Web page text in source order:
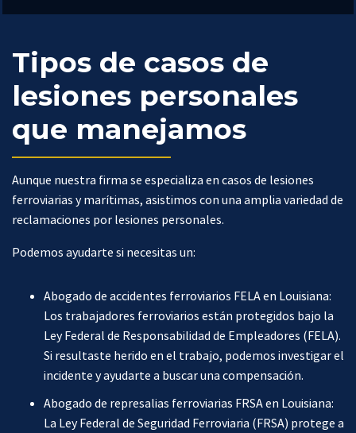
Tipos de casos de
lesiones personales
que manejamos
Aunque nuestra firma se especializa en casos de lesiones
ferroviarias y marítimas, asistimos con una amplia variedad de
reclamaciones por lesiones personales.
Podemos ayudarte si necesitas un:
Abogado de accidentes ferroviarios FELA en Louisiana:
Los trabajadores ferroviarios están protegidos bajo la
Ley Federal de Responsabilidad de Empleadores (FELA).
Si resultaste herido en el trabajo, podemos investigar el
incidente y ayudarte a buscar una compensación.
Abogado de represalias ferroviarias FRSA en Louisiana:
La Ley Federal de Seguridad Ferroviaria (FRSA) protege a